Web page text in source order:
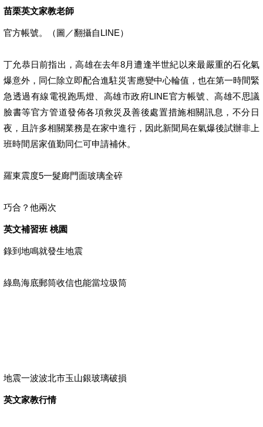
苗栗英文家教老師
官方帳號。（圖／翻攝自LINE）
丁允恭日前指出，高雄在去年8月遭逢半世紀以來最嚴重的石化氣
爆意外，同仁除立即配合進駐災害應變中心輪值，也在第一時間緊
急透過有線電視跑馬燈、高雄市政府LINE官方帳號、高雄不思議
臉書等官方管道發佈各項救災及善後處置措施相關訊息，不分日
夜，且許多相關業務是在家中進行，因此新聞局在氣爆後試辦非上
班時間居家值勤同仁可申請補休。
羅東震度5一髮廊門面玻璃全碎
巧合？他兩次
英文補習班 桃園
錄到地鳴就發生地震
綠島海底郵筒收信也能當垃圾筒
地震一波波北市玉山銀玻璃破損
英文家教行情